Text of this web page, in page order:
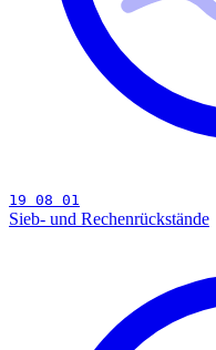
19 08 01
Sieb- und Rechenrückstände